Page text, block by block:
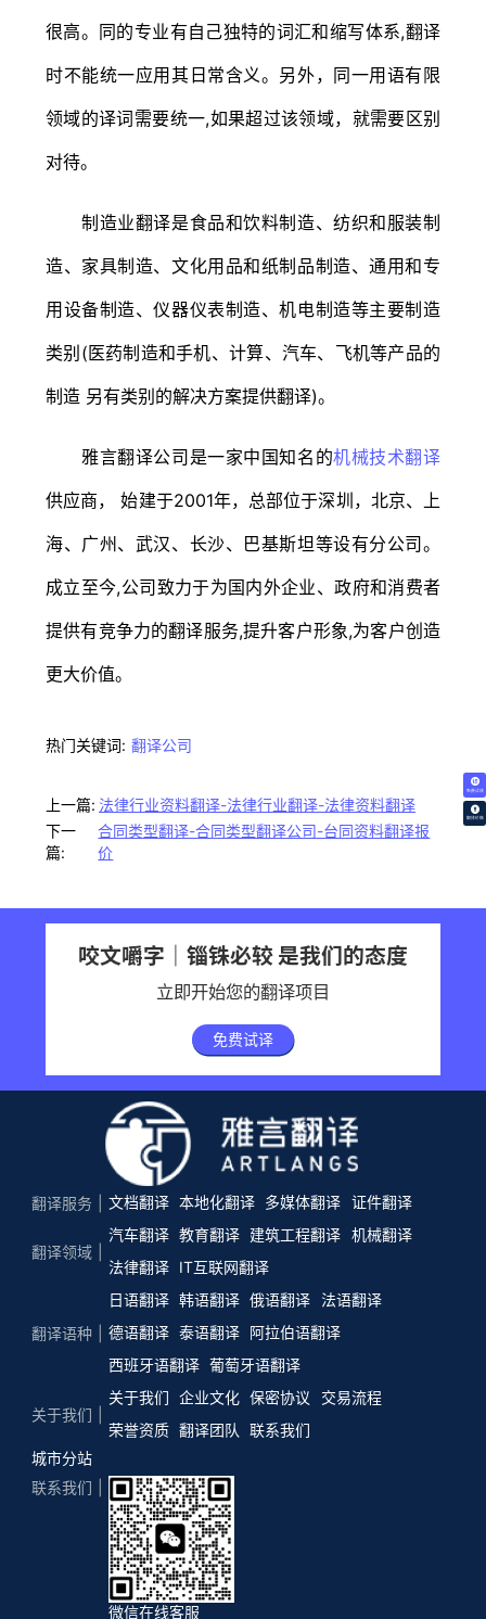
免费试译
翻译价格
很高。同的专业有自己独特的词汇和缩写体系,翻译
时不能统一应用其日常含义。另外，同一用语有限
领域的译词需要统一,如果超过该领域，就需要区别
对待。
制造业翻译是食品和饮料制造、纺织和服装制
造、家具制造、文化用品和纸制品制造、通用和专
用设备制造、仪器仪表制造、机电制造等主要制造
类别(医药制造和手机、计算、汽车、飞机等产品的
制造 另有类别的解决方案提供翻译)。
雅言翻译公司是一家中国知名的机械技术翻译
供应商， 始建于2001年，总部位于深圳，北京、上
海、广州、武汉、长沙、巴基斯坦等设有分公司。
成立至今,公司致力于为国内外企业、政府和消费者
提供有竞争力的翻译服务,提升客户形象,为客户创造
更大价值。
热门关键词: 翻译公司
上一篇: 法律行业资料翻译-法律行业翻译-法律资料翻译
下一
篇:
合同类型翻译-合同类型翻译公司-台同资料翻译报
价
咬文嚼字｜锱铢必较 是我们的态度
立即开始您的翻译项目
免费试译
翻译服务 文档翻译 本地化翻译 多媒体翻译 证件翻译
翻译领域
汽车翻译 教育翻译 建筑工程翻译 机械翻译
法律翻译
IT互联网翻译
翻译语种
日语翻译 韩语翻译 俄语翻译
法语翻译
德语翻译 泰语翻译 阿拉伯语翻译
西班牙语翻译 葡萄牙语翻译
关于我们
关于我们 企业文化 保密协议
交易流程
荣誉资质 翻译团队
联系我们
城市分站
联系我们
微信在线客服